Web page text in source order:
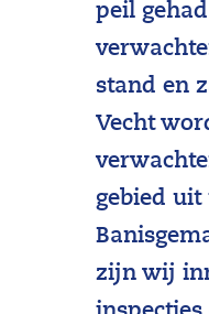
peil
stand en
Vecht
gebied uit
zijn wij